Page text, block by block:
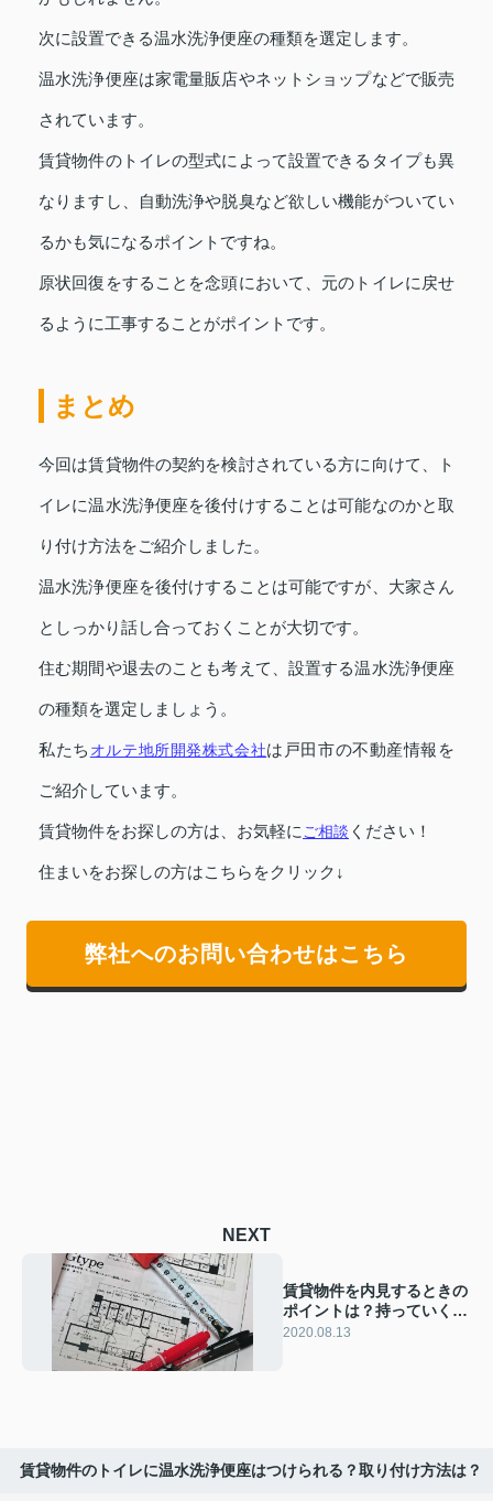
次に設置できる温水洗浄便座の種類を選定します。
温水洗浄便座は家電量販店やネットショップなどで販売
されています。
賃貸物件のトイレの型式によって設置できるタイプも異
なりますし、自動洗浄や脱臭など欲しい機能がついてい
るかも気になるポイントですね。
原状回復をすることを念頭において、元のトイレに戻せ
るように工事することがポイントです。
まとめ
今回は賃貸物件の契約を検討されている方に向けて、ト
イレに温水洗浄便座を後付けすることは可能なのかと取
り付け方法をご紹介しました。
温水洗浄便座を後付けすることは可能ですが、大家さん
としっかり話し合っておくことが大切です。
住む期間や退去のことも考えて、設置する温水洗浄便座
の種類を選定しましょう。
私たち オルテ地所開発株式会社は戸田市の不動産情報を
ご紹介しています。
賃貸物件をお探しの方は、お気軽に ご相談 ください！
住まいをお探しの方はこちらをクリック↓
弊社へのお問い合わせはこちら
NEXT
賃貸物件を内見するときの
ポイントは？持っていくと
便利なモノはこれ！
2020.08.13
賃貸物件のトイレに温水洗浄便座はつけられる？取り付け方法は？